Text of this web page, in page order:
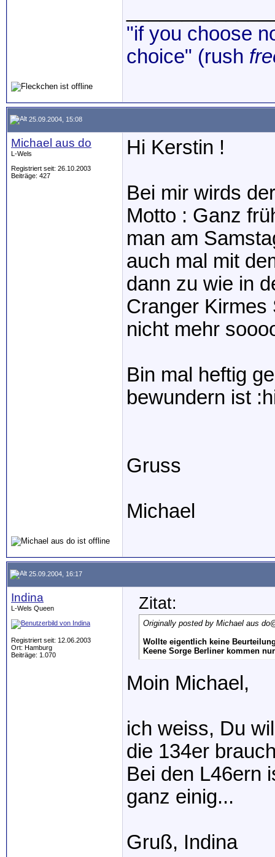
"if you choose
choice" (rush
25.09.2004, 15:08
Michael aus do
L-Wels
Registriert seit: 26.10.2003
Beiträge: 427
Hi Kerstin !
Bei mir wirds
Motto : Ganz
man am
auch mal mit
dann zu wie in
Cranger Kirmes
nicht mehr
Bin mal heftig
bewundern ist
Gruss
Michael
25.09.2004, 16:17
Indina
L-Wels Queen
Registriert seit: 12.06.2003
Ort: Hamburg
Beiträge: 1.070
Zitat:
Originally posted by Michael aus do
Wollte eigentlich keine
Keene Sorge Berliner kommen
Moin Michael,
ich weiss, Du
die 134er
Bei den L46ern
ganz einig...
Gruß, Indina